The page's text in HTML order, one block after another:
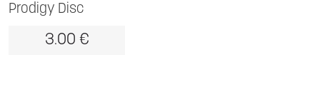
Prodigy Disc
3.00 €